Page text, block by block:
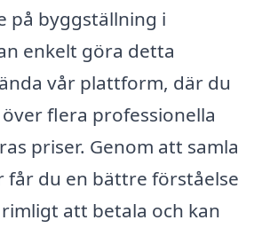
på byggställning i
enkelt göra detta
vår plattform, där du
flera professionella
priser. Genom att samla
du en bättre förståelse
att betala och kan